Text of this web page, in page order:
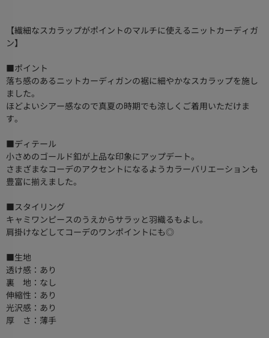
【繊細なスカラップがポイントのマルチに使えるニットカーディガ
ン】
■ポイント
落ち感のあるニットカーディガンの裾に細やかなスカラップを施し
ました。
ほどよいシアー感なので真夏の時期でも涼しくご着用いただけま
す。
■ディテール
小さめのゴールド釦が上品な印象にアップデート。
さまざまなコーデのアクセントになるようカラーバリエーションも
豊富に揃えました。
■スタイリング
キャミワンピースのうえからサラッと羽織るもよし。
肩掛けなどしてコーデのワンポイントにも◎
■生地
透け感：あり
裏 地：なし
伸縮性：あり
光沢感：あり
厚 さ：薄手